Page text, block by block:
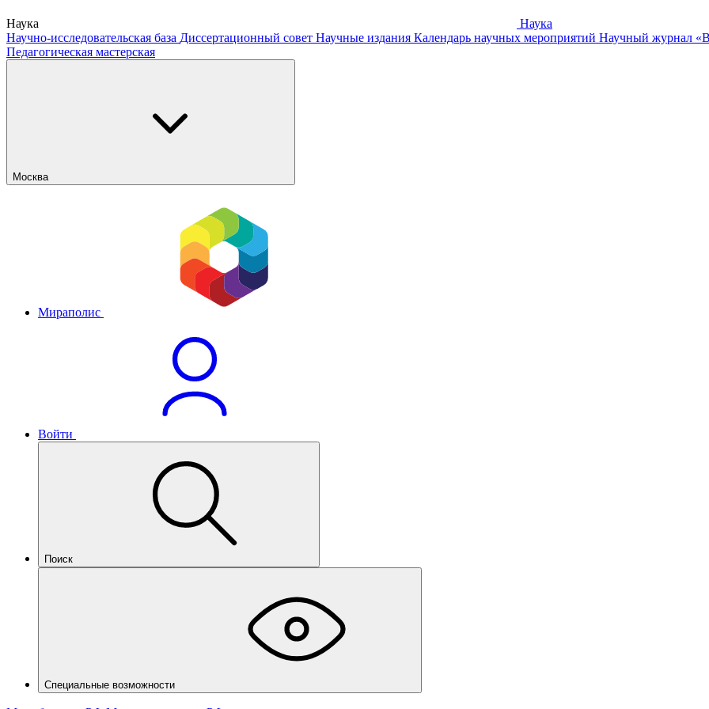
Наука
Наука
Научно-исследовательская база Диссертационный совет Научные издания Календарь научных мероприятий Научный журнал
Педагогическая мастерская
Москва
Мираполис
Войти
Поиск
Специальные возможности